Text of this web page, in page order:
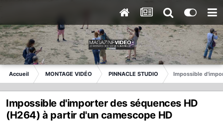
Accueil MONTAGE VIDÉO PINNACLE STUDIO Impossible
Impossible d'importer des séquences HD
(H264) à partir d'un camescope HD